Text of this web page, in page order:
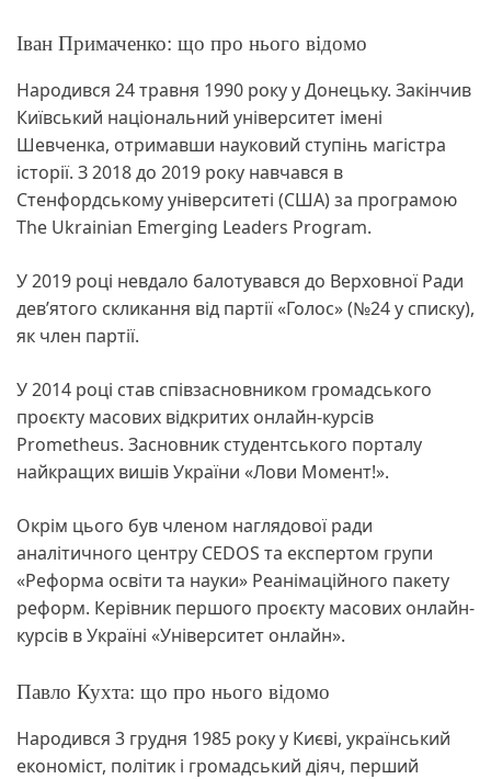
Іван Примаченко: що про нього відомо
Народився 24 травня 1990 року у Донецьку. Закінчив
Київський національний університет імені
Шевченка, отримавши науковий ступінь магістра
історії. З 2018 до 2019 року навчався в
Стенфордському університеті (США) за програмою
The Ukrainian Emerging Leaders Program.
У 2019 році невдало балотувався до Верховної Ради
дев’ятого скликання від партії «Голос» (№24 у списку),
як член партії.
У 2014 році став співзасновником громадського
проєкту масових відкритих онлайн-курсів
Prometheus. Засновник студентського порталу
найкращих вишів України «Лови Момент!».
Окрім цього був членом наглядової ради
аналітичного центру CEDOS та експертом групи
«Реформа освіти та науки» Реанімаційного пакету
реформ. Керівник першого проєкту масових онлайн-
курсів в Україні «Університет онлайн».
Павло Кухта: що про нього відомо
Народився 3 грудня 1985 року у Києві, український
економіст, політик і громадський діяч, перший